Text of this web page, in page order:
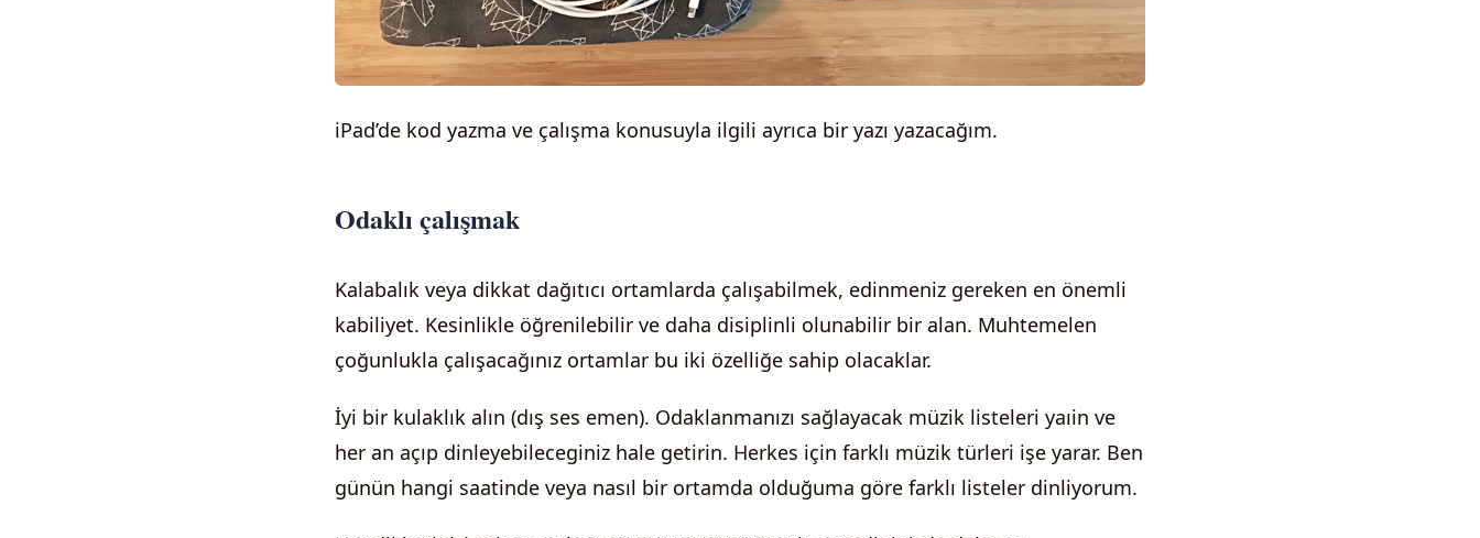
iPad’de kod yazma ve çalışma konusuyla ilgili ayrıca bir yazı yazacağım.
Odaklı çalışmak
Kalabalık veya dikkat dağıtıcı ortamlarda çalışabilmek, edinmeniz gereken en önemli
kabiliyet. Kesinlikle öğrenilebilir ve daha disiplinli olunabilir bir alan. Muhtemelen
çoğunlukla çalışacağınız ortamlar bu iki özelliğe sahip olacaklar.
İyi bir kulaklık alın (dış ses emen). Odaklanmanızı sağlayacak müzik listeleri yaıin ve
her an açıp dinleyebileceginiz hale getirin. Herkes için farklı müzik türleri işe yarar. Ben
günün hangi saatinde veya nasıl bir ortamda olduğuma göre farklı listeler dinliyorum.